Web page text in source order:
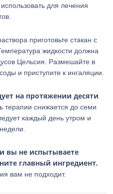
для лечения
приготовьте стакан с
жидкости должна
Цельсия. Размешайте в
и приступите к ингаляции.
на протяжении десяти
терапии снижается до семи
каждый день утром и
вы не испытываете
главный ингредиент.
вам не подходит.